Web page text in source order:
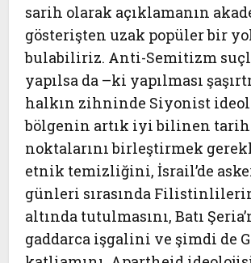
sarih olarak açıklamanın
gösterişten uzak popüler bir
bulabiliriz. Anti-Semitizm
yapılsa da –ki yapılması
halkın zihninde Siyonist
bölgenin artık iyi bilinen
noktalarını birleştirmek
etnik temizliğini, İsrail’de
günleri sırasında
altında tutulmasını, Batı
gaddarca işgalini ve şimdi de